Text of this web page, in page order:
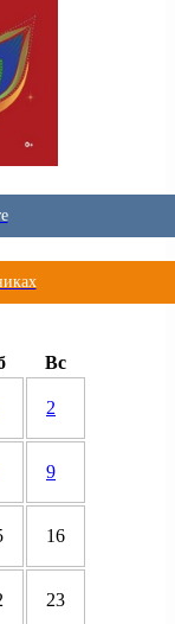
Вс
2
9
16
23